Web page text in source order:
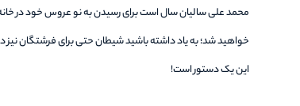
محمد علی سالیان سال است برای رسیدن به نو عروس خود در
خواهید شد؛ به یاد داشته باشید شیطان حتی برای فرشتگان
این یک دستور است!